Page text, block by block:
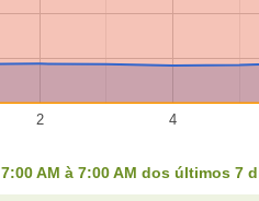
2 4
AM à 7:00 AM dos últimos 7